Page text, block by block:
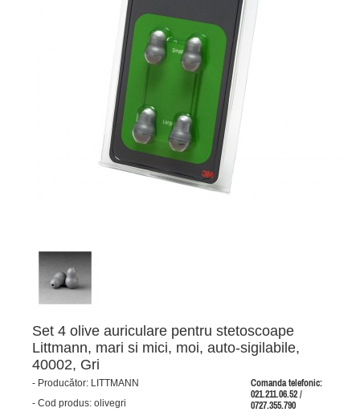
Set 4 olive auriculare pentru stetoscoape
Littmann, mari si mici, moi, auto-sigilabile,
40002, Gri
Comanda telefonic:
021.211.06.52 /
0727.355.790
- Producător: LITTMANN
- Cod produs: olivegri